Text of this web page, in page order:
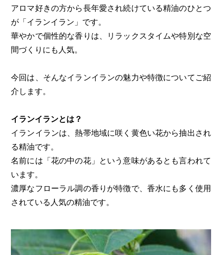
アロマ好きの方から長年愛され続けている精油のひとつ
が「イランイラン」です。
華やかで個性的な香りは、リラックスタイムや特別な空
間づくりにも人気。
今回は、そんなイランイランの魅力や特徴についてご紹
介します。
イランイランとは？
イランイランは、熱帯地域に咲く黄色い花から抽出され
る精油です。
名前には「花の中の花」という意味があるとも言われて
います。
濃厚なフローラル調の香りが特徴で、香水にも多く使用
されている人気の精油です。